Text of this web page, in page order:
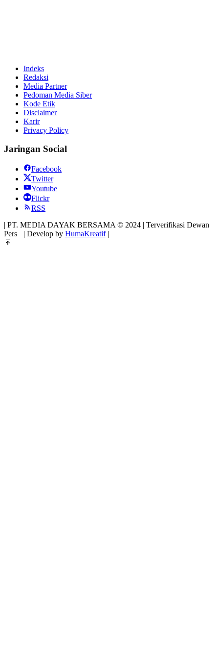
Indeks
Redaksi
Media Partner
Pedoman Media Siber
Kode Etik
Disclaimer
Karir
Privacy Policy
Jaringan Social
Facebook
Twitter
Youtube
Flickr
RSS
| PT. MEDIA DAYAK BERSAMA © 2024 | Terverifikasi Dewan
Pers
| Develop by HumaKreatif|